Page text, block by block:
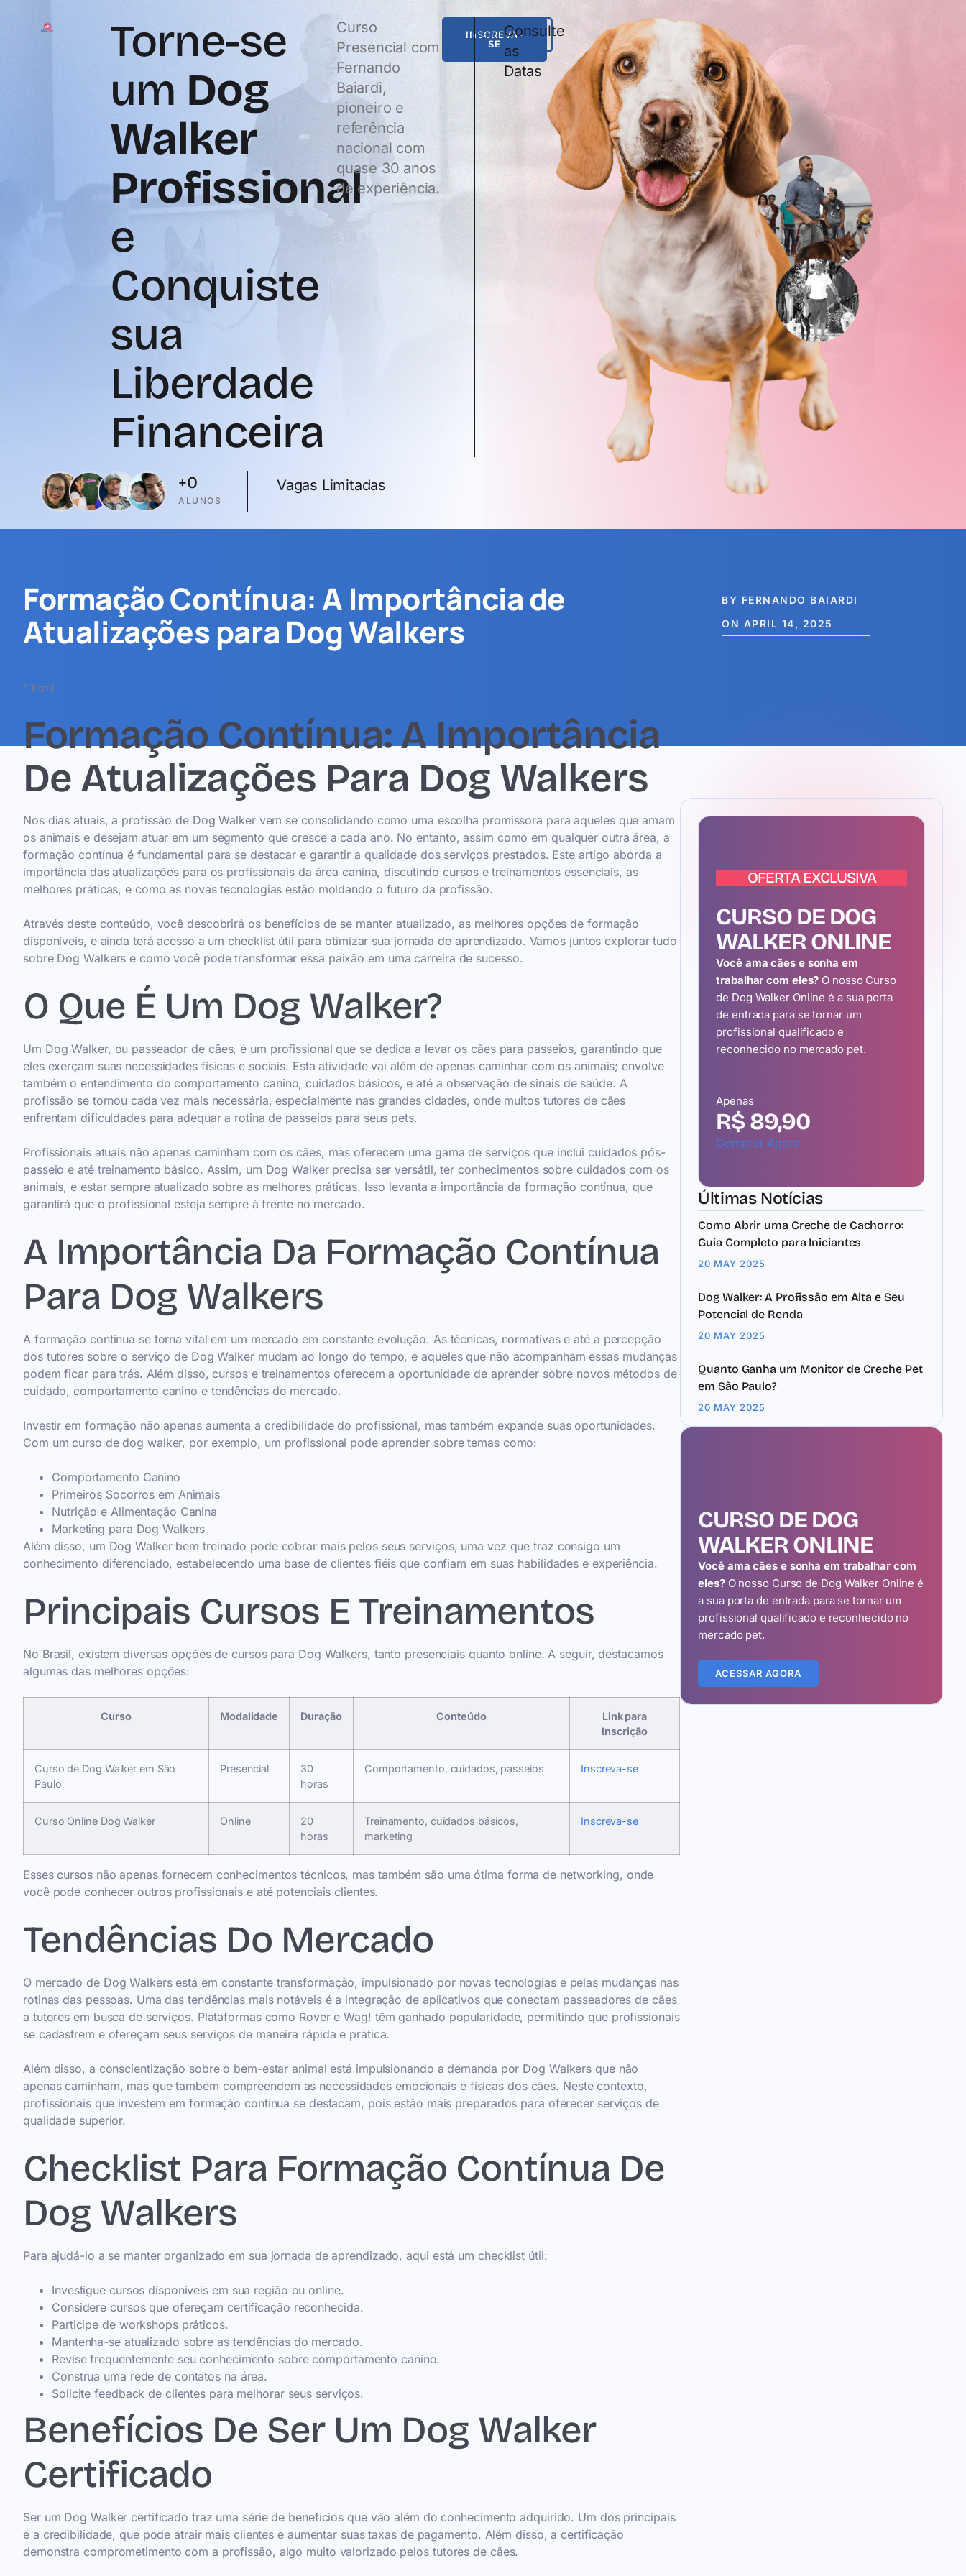
Torne-se
um Dog
Walker
Profissional
e
Conquiste
sua
Liberdade
Financeira
Curso
Presencial com
Fernando
Baiardi,
pioneiro e
referência
nacional com
quase 30 anos
de experiência.
INSCREVA-
SE
WHATSAPPConsulte
as
Datas
ALUNOS
+0 Vagas Limitadas
Formação Contínua: A Importância de
Atualizações para Dog Walkers
BY FERNANDO BAIARDI
ON APRIL 14, 2025
“`html
Formação Contínua: A Importância
De Atualizações Para Dog Walkers
Nos dias atuais, a profissão de Dog Walker vem se consolidando como uma escolha promissora para aqueles que amam
os animais e desejam atuar em um segmento que cresce a cada ano. No entanto, assim como em qualquer outra área, a
formação contínua é fundamental para se destacar e garantir a qualidade dos serviços prestados. Este artigo aborda a
importância das atualizações para os profissionais da área canina, discutindo cursos e treinamentos essenciais, as
melhores práticas, e como as novas tecnologias estão moldando o futuro da profissão.
Através deste conteúdo, você descobrirá os benefícios de se manter atualizado, as melhores opções de formação
disponíveis, e ainda terá acesso a um checklist útil para otimizar sua jornada de aprendizado. Vamos juntos explorar tudo
sobre Dog Walkers e como você pode transformar essa paixão em uma carreira de sucesso.
O Que É Um Dog Walker?
Um Dog Walker, ou passeador de cães, é um profissional que se dedica a levar os cães para passeios, garantindo que
eles exerçam suas necessidades físicas e sociais. Esta atividade vai além de apenas caminhar com os animais; envolve
também o entendimento do comportamento canino, cuidados básicos, e até a observação de sinais de saúde. A
profissão se tornou cada vez mais necessária, especialmente nas grandes cidades, onde muitos tutores de cães
enfrentam dificuldades para adequar a rotina de passeios para seus pets.
Profissionais atuais não apenas caminham com os cães, mas oferecem uma gama de serviços que inclui cuidados pós-
passeio e até treinamento básico. Assim, um Dog Walker precisa ser versátil, ter conhecimentos sobre cuidados com os
animais, e estar sempre atualizado sobre as melhores práticas. Isso levanta a importância da formação contínua, que
garantirá que o profissional esteja sempre à frente no mercado.
A Importância Da Formação Contínua
Para Dog Walkers
A formação contínua se torna vital em um mercado em constante evolução. As técnicas, normativas e até a percepção
dos tutores sobre o serviço de Dog Walker mudam ao longo do tempo, e aqueles que não acompanham essas mudanças
podem ficar para trás. Além disso, cursos e treinamentos oferecem a oportunidade de aprender sobre novos métodos de
cuidado, comportamento canino e tendências do mercado.
Investir em formação não apenas aumenta a credibilidade do profissional, mas também expande suas oportunidades.
Com um curso de dog walker, por exemplo, um profissional pode aprender sobre temas como:
Comportamento Canino
Primeiros Socorros em Animais
Nutrição e Alimentação Canina
Marketing para Dog Walkers
Além disso, um Dog Walker bem treinado pode cobrar mais pelos seus serviços, uma vez que traz consigo um
conhecimento diferenciado, estabelecendo uma base de clientes fiéis que confiam em suas habilidades e experiência.
Principais Cursos E Treinamentos
No Brasil, existem diversas opções de cursos para Dog Walkers, tanto presenciais quanto online. A seguir, destacamos
algumas das melhores opções:
Curso Modalidade Duração Conteúdo
Link para
Inscrição
Curso de Dog Walker em São
Paulo
Presencial
30
horas
Comportamento, cuidados, passeios Inscreva-se
Curso Online Dog Walker Online
20
horas
Treinamento, cuidados básicos,
marketing
Inscreva-se
Esses cursos não apenas fornecem conhecimentos técnicos, mas também são uma ótima forma de networking, onde
você pode conhecer outros profissionais e até potenciais clientes.
Tendências Do Mercado
O mercado de Dog Walkers está em constante transformação, impulsionado por novas tecnologias e pelas mudanças nas
rotinas das pessoas. Uma das tendências mais notáveis é a integração de aplicativos que conectam passeadores de cães
a tutores em busca de serviços. Plataformas como Rover e Wag! têm ganhado popularidade, permitindo que profissionais
se cadastrem e ofereçam seus serviços de maneira rápida e prática.
Além disso, a conscientização sobre o bem-estar animal está impulsionando a demanda por Dog Walkers que não
apenas caminham, mas que também compreendem as necessidades emocionais e físicas dos cães. Neste contexto,
profissionais que investem em formação contínua se destacam, pois estão mais preparados para oferecer serviços de
qualidade superior.
Checklist Para Formação Contínua De
Dog Walkers
Para ajudá-lo a se manter organizado em sua jornada de aprendizado, aqui está um checklist útil:
Investigue cursos disponíveis em sua região ou online.
Considere cursos que ofereçam certificação reconhecida.
Participe de workshops práticos.
Mantenha-se atualizado sobre as tendências do mercado.
Revise frequentemente seu conhecimento sobre comportamento canino.
Construa uma rede de contatos na área.
Solicite feedback de clientes para melhorar seus serviços.
Benefícios De Ser Um Dog Walker
Certificado
Ser um Dog Walker certificado traz uma série de benefícios que vão além do conhecimento adquirido. Um dos principais
é a credibilidade, que pode atrair mais clientes e aumentar suas taxas de pagamento. Além disso, a certificação
demonstra comprometimento com a profissão, algo muito valorizado pelos tutores de cães.
OFERTA EXCLUSIVA
CURSO DE DOG
WALKER ONLINE
Você ama cães e sonha em
trabalhar com eles? O nosso Curso
de Dog Walker Online é a sua porta
de entrada para se tornar um
profissional qualificado e
reconhecido no mercado pet.
Apenas
R$ 89,90
Comprar Agora
Últimas Notícias
Como Abrir uma Creche de Cachorro:
Guia Completo para Iniciantes
20 MAY 2025
Dog Walker: A Profissão em Alta e Seu
Potencial de Renda
20 MAY 2025
Quanto Ganha um Monitor de Creche Pet
em São Paulo?
20 MAY 2025
CURSO DE DOG
WALKER ONLINE
Você ama cães e sonha em trabalhar com
eles?O nosso Curso de Dog Walker Online é
a sua porta de entrada para se tornar um
profissional qualificado e reconhecido no
mercado pet.
ACESSAR AGORA